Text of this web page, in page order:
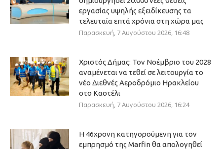
εργασίας υψηλής εξειδίκευσης τα
τελευταία επτά χρόνια στη χώρα μας
Παρασκευή, 7 Αυγούστου 2026, 16:48
Χριστός Δήμας: Τον Νοέμβριο του 2028
αναμένεται να τεθεί σε λειτουργία το
νέο Διεθνές Αεροδρόμιο Ηρακλείου
στο Καστέλι
Παρασκευή, 7 Αυγούστου 2026, 16:24
Η 46χρονη κατηγορούμενη για τον
εμπρησμό της Marfin θα απολογηθεί